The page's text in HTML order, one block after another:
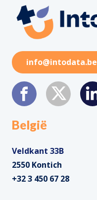
info@intodata.be
België
Veldkant 33B
2550 Kontich
+32 3 450 67 28